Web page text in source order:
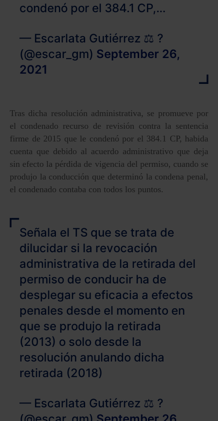
condenó por el 384.1 CP,…
— Escarlata Gutiérrez ⚖️ ?
(@escar_gm) September 26,
2021
Tras dicha resolución administrativa, se promueve por
el condenado recurso de revisión contra la sentencia
firme de 2015 que le condenó por el 384.1 CP, habida
cuenta que debido al acuerdo administrativo que deja
sin efecto la pérdida de vigencia del permiso, cuando se
produjo la conducción que determinó la condena penal,
el condenado contaba con todos los puntos.
Señala el TS que se trata de
dilucidar si la revocación
administrativa de la retirada del
permiso de conducir ha de
desplegar su eficacia a efectos
penales desde el momento en
que se produjo la retirada
(2013) o solo desde la
resolución anulando dicha
retirada (2018)
— Escarlata Gutiérrez ⚖️ ?